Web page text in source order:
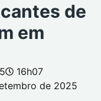
de
em
16h07
de 2025